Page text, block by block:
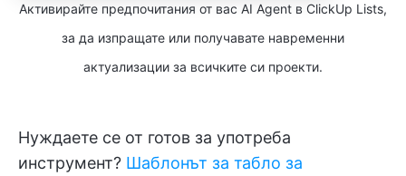
Активирайте предпочитания от вас AI Agent в ClickUp Lists,
за да изпращате или получавате навременни
актуализации за всичките си проекти.
Нуждаете се от готов за употреба
инструмент? Шаблонът за табло за